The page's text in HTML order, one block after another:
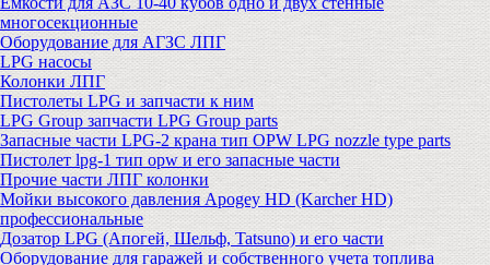
многосекционные
Оборудование для АГЗС ЛПГ
LPG насосы
Колонки ЛПГ
Пистолеты LPG и запчасти к ним
LPG Group запчасти LPG Group parts
Запасные части LPG-2 крана тип OPW LPG nozzle type parts
Пистолет lpg-1 тип opw и его запасные части
Прочие части ЛПГ колонки
Мойки высокого давления Apogey HD (Karcher HD)
профессиональные
Дозатор LPG (Апогей, Шельф, Tatsuno) и его части
Оборудование для гаражей и собственного учета топлива